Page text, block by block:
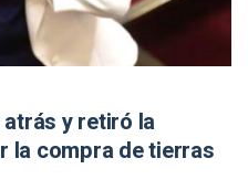
y retiró la
la compra de tierras